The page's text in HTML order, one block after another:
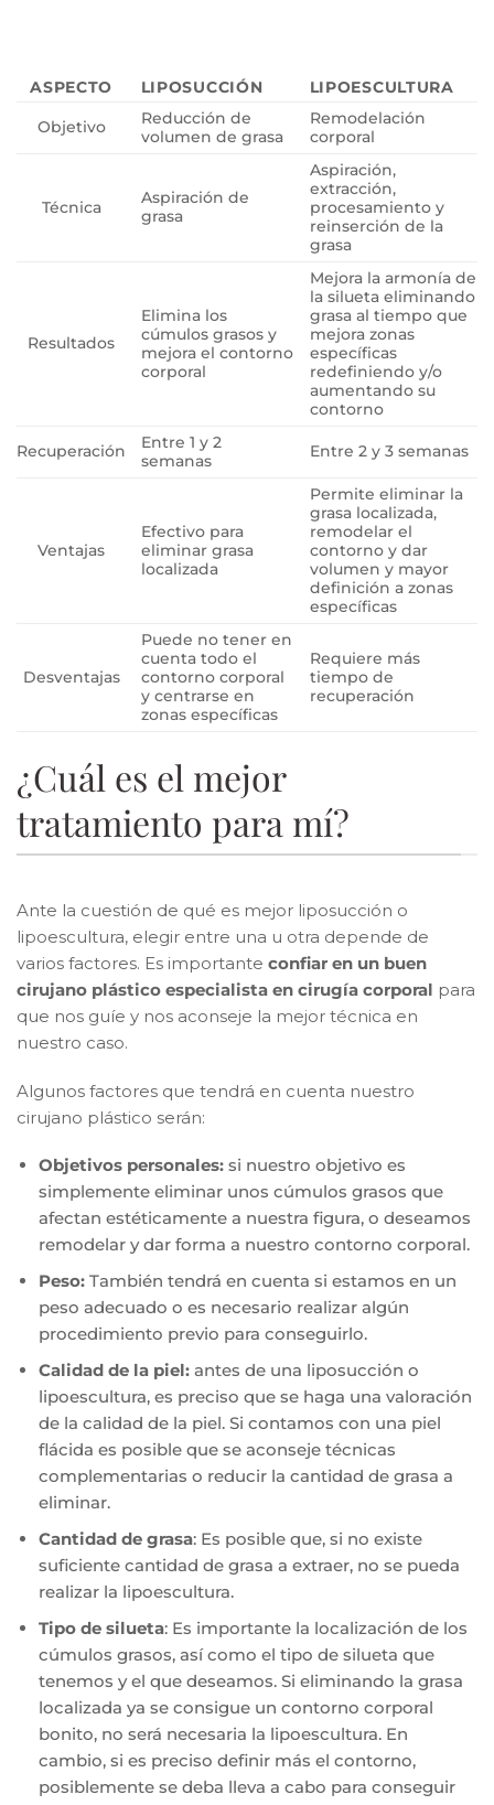
ASPECTO LIPOSUCCIÓN LIPOESCULTURA
Objetivo
Reducción de
volumen de grasa
Remodelación
corporal
Técnica
Aspiración de
grasa
Aspiración,
extracción,
procesamiento y
reinserción de la
grasa
Resultados
Elimina los
cúmulos grasos y
mejora el contorno
corporal
Mejora la armonía de
la silueta eliminando
grasa al tiempo que
mejora zonas
específicas
redefiniendo y/o
aumentando su
contorno
Recuperación
Entre 1 y 2
semanas
Entre 2 y 3 semanas
Ventajas
Efectivo para
eliminar grasa
localizada
Permite eliminar la
grasa localizada,
remodelar el
contorno y dar
volumen y mayor
definición a zonas
específicas
Desventajas
Puede no tener en
cuenta todo el
contorno corporal
y centrarse en
zonas específicas
Requiere más
tiempo de
recuperación
¿Cuál es el mejor
tratamiento para mí?
Ante la cuestión de qué es mejor liposucción o
lipoescultura​, elegir entre una u otra depende de
varios factores. Es importante confiar en un buen
cirujano plástico especialista en cirugía corporal para
que nos guíe y nos aconseje la mejor técnica en
nuestro caso.
Algunos factores que tendrá en cuenta nuestro
cirujano plástico serán:
Objetivos personales:si nuestro objetivo es
simplemente eliminar unos cúmulos grasos que
afectan estéticamente a nuestra figura, o deseamos
remodelar y dar forma a nuestro contorno corporal.
Peso:También tendrá en cuenta si estamos en un
peso adecuado o es necesario realizar algún
procedimiento previo para conseguirlo.
Calidad de la piel:antes de una liposucción o
lipoescultura, es preciso que se haga una valoración
de la calidad de la piel. Si contamos con una piel
flácida es posible que se aconseje técnicas
complementarias o reducir la cantidad de grasa a
eliminar.
Cantidad de grasa: Es posible que, si no existe
suficiente cantidad de grasa a extraer, no se pueda
realizar la lipoescultura.
Tipo de silueta: Es importante la localización de los
cúmulos grasos, así como el tipo de silueta que
tenemos y el que deseamos. Si eliminando la grasa
localizada ya se consigue un contorno corporal
bonito, no será necesaria la lipoescultura. En
cambio, si es preciso definir más el contorno,
posiblemente se deba lleva a cabo para conseguir